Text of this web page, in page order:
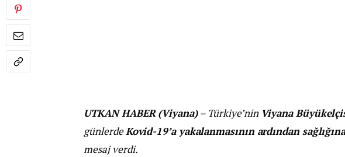
UTKAN HABER (Viyana)– Türkiye’nin Viyana
günlerde Kovid-19’a yakalanmasının ardından
mesaj verdi.